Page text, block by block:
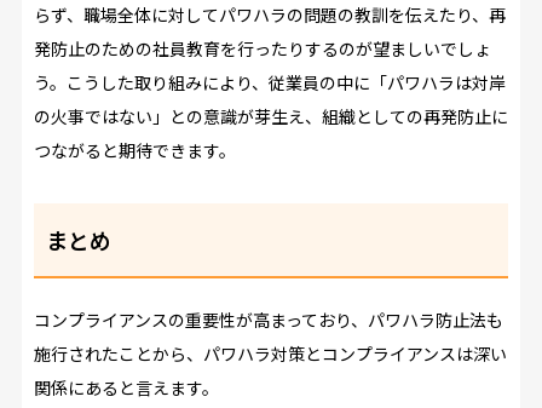
らず、職場全体に対してパワハラの問題の教訓を伝えたり、再
発防止のための社員教育を行ったりするのが望ましいでしょ
う。こうした取り組みにより、従業員の中に「パワハラは対岸
の火事ではない」との意識が芽生え、組織としての再発防止に
つながると期待できます。
まとめ
コンプライアンスの重要性が高まっており、パワハラ防止法も
施行されたことから、パワハラ対策とコンプライアンスは深い
関係にあると言えます。